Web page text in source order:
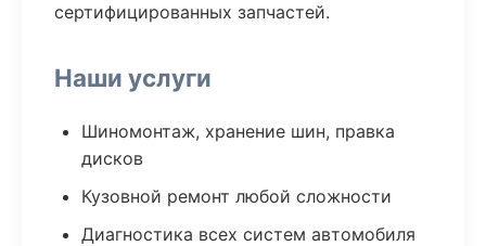
сертифицированных запчастей.
Наши услуги
Шиномонтаж, хранение шин, правка
дисков
Кузовной ремонт любой сложности
Диагностика всех систем автомобиля